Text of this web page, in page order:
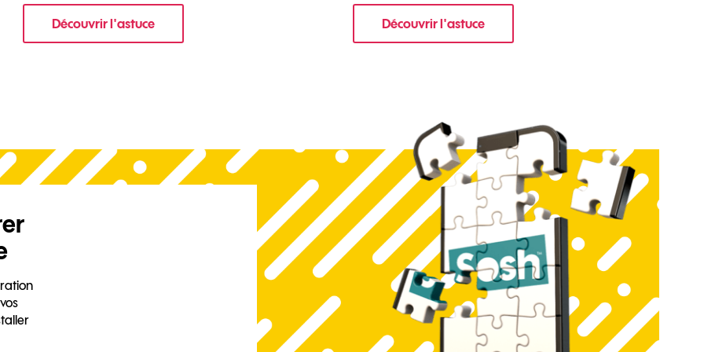
mobile ?
Découvrir l'astucepour Comment protéger les données de votre mobile ?Découvrir l'astucepour Comment limiter les notifications sur